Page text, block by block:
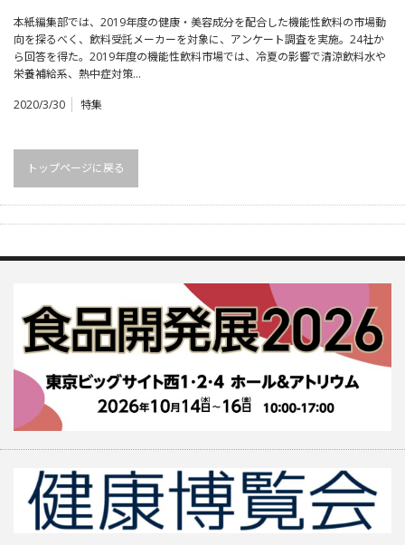
本紙編集部では、2019年度の健康・美容成分を配合した機能性飲料の市場動
向を探るべく、飲料受託メーカーを対象に、アンケート調査を実施。24社か
ら回答を得た。2019年度の機能性飲料市場では、冷夏の影響で清涼飲料水や
栄養補給系、熱中症対策…
2020/3/30
特集
トップページに戻る